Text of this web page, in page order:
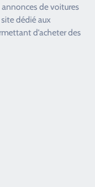
annonces devoitures
dédié aux
d’acheter des